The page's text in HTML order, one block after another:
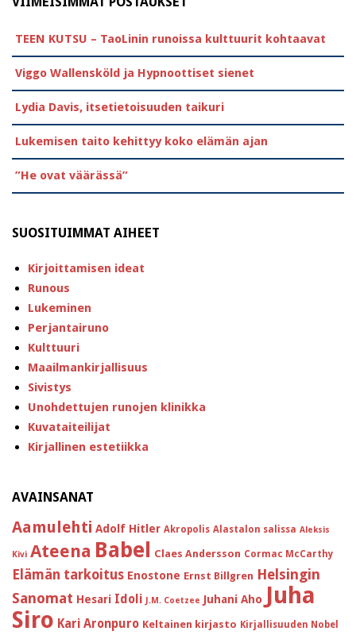
TEEN KUTSU – TaoLinin runoissa kulttuurit kohtaavat
Viggo Wallensköld ja Hypnoottiset sienet
Lydia Davis, itsetietoisuuden taikuri
Lukemisen taito kehittyy koko elämän ajan
”He ovat väärässä”
SUOSITUIMMAT AIHEET
Kirjoittamisen ideat
Runous
Lukeminen
Perjantairuno
Kulttuuri
Maailmankirjallisuus
Sivistys
Unohdettujen runojen klinikka
Kuvataiteilijat
Kirjallinen estetiikka
AVAINSANAT
Aamulehti Adolf Hitler Akropolis Alastalon salissa Aleksis
Kivi Ateena Babel Claes Andersson Cormac McCarthy
Elämän tarkoitus Enostone Ernst Billgren Helsingin
Sanomat Hesari Idoli J.M. Coetzee Juhani Aho Juha
Siro Kari Aronpuro Keltainen kirjasto Kirjallisuuden Nobel